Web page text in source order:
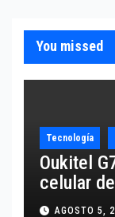
You missed
Tecnología
Oukitel
celular
10,600
AGOSTO 5,